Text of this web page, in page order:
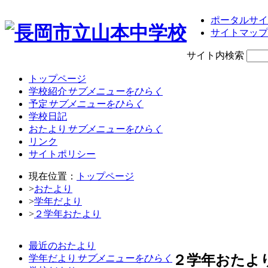
ポータルサ
サイトマップ
サイト内検索
トップページ
学校紹介サブメニューをひらく
予定サブメニューをひらく
学校日記
おたより サブメニューをひらく
リンク
サイトポリシー
現在位置：
トップページ
>おたより
>学年だより
> ２学年おたより
最近のおたより
学年だより サブメニューをひらく ２学年おたよ